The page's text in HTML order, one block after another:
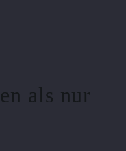
als nur